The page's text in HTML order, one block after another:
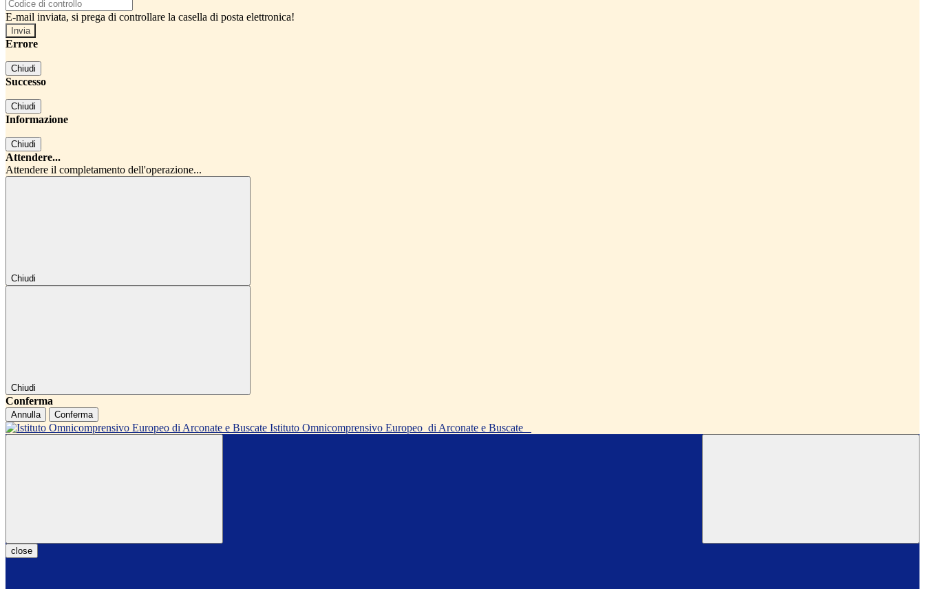
E-mail inviata, si prega di controllare la casella di posta elettronica!
Errore
Chiudi
Successo
Chiudi
Informazione
Chiudi
Attendere...
Attendere il completamento dell'operazione...
Chiudi
Chiudi
Conferma
Annulla Conferma
Istituto Omnicomprensivo Europeo di Arconate e Buscate
close